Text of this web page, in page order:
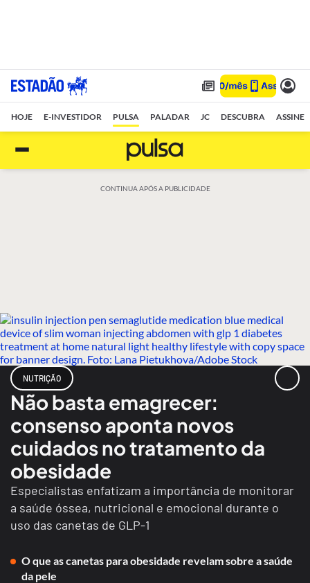
HOJE E-INVESTIDOR PULSA PALADAR JC DESCUBRA ASSINE
CONTINUA APÓS A PUBLICIDADE
NUTRIÇÃO
Não basta emagrecer:
consenso aponta novos
cuidados no tratamento da
obesidade
Especialistas enfatizam a importância de monitorar
a saúde óssea, nutricional e emocional durante o
uso das canetas de GLP-1
O que as canetas para obesidade revelam sobre a saúde
da pele